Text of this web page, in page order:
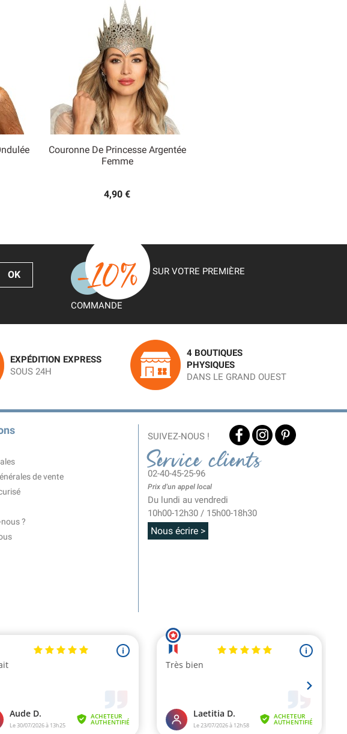
Couronne De Princesse Argentée
Femme
4,90 €
Aperçu rapide
SUR VOTRE PREMIÈRE
COMMANDE
EXPÉDITION EXPRESS
SOUS 24H
4 BOUTIQUES
PHYSIQUES
DANS LE GRAND OUEST
de vente
?
SUIVEZ-NOUS !
Service clients
02-40-45-25-96
Prix d'un appel local
Du lundi au vendredi
10h00-12h30 / 15h00-18h30
Nous écrire >